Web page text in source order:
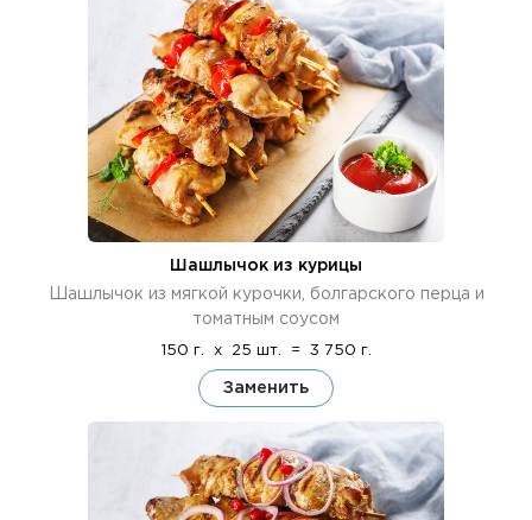
Шашлычок из курицы
Шашлычок из мягкой курочки, болгарского перца и
томатным соусом
150 г. x 25 шт. = 3 750 г.
Заменить